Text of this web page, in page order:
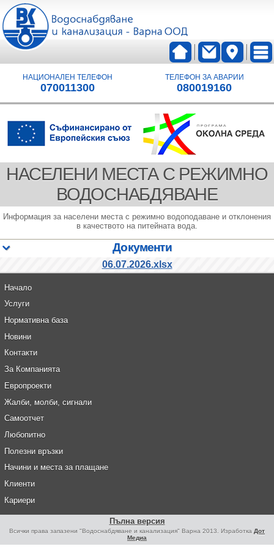
НАЦИОНАЛЕН ТЕЛЕФОН
070011300
ТЕЛЕФОН ЗА АВАРИИ
080019160
НАСЕЛЕНИ МЕСТА С РЕЖИМНО
ВОДОСНАБДЯВАНЕ
Информация за населени места с режимно водоподаване и отклонения
в качеството на питейната вода.
Документи
06.07.2026.xlsx
Начало
Услуги
Нормативна база
Новини
Контакти
За Компанията
Европроекти
Жалби, молби, сигнали
Самоотчет
Любопитно
Полезни връзки
Начини и места за плащане
Клиенти
Кариери
Пълна версия
Всички права запазени "Водоснабдяване и канализация" Варна 2013. Изработка Дот
Медиа